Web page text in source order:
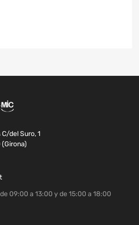
del Suro, 1
09:00 a 13:00 y de 15:00 a 18:00